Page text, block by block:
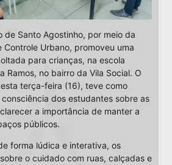
de Santo Agostinho, por meio da
Controle Urbano, promoveu uma
para crianças, na escola
Ramos, no bairro da Vila Social. O
terça-feira (16), teve como
dos estudantes sobre as
a importância de manter a
públicos.
forma lúdica e interativa, os
o cuidado com ruas, calçadas e